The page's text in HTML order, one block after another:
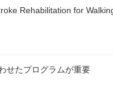
Rehabilitation for
せたプログラムが重要